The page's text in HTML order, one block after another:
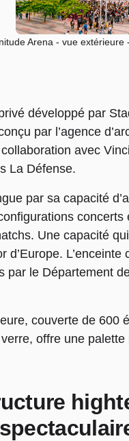
Arena - vue
développé par
par l’agence
avec
La Défense.
par sa capacité
concerts
Une capacité
d’Europe.
par le Département
couverte de 600
offre une